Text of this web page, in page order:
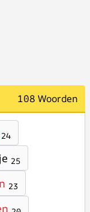
108 Woorden
24
25
23